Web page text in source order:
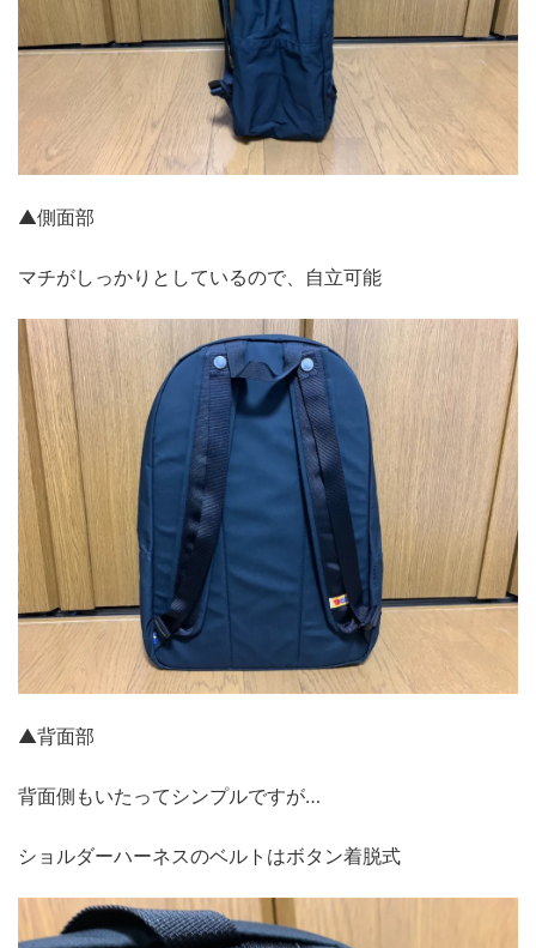
▲側面部
マチがしっかりとしているので、自立可能
▲背面部
背面側もいたってシンプルですが…
ショルダーハーネスのベルトはボタン着脱式